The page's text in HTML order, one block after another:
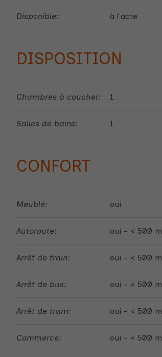
Disponible: à l'acte
DISPOSITION
Chambres à coucher: 1
Salles de bains: 1
CONFORT
Meublé: oui
Autoroute: oui - < 500 m
Arrêt de train: oui - < 500 m
Arrêt de bus: oui - < 500 m
Arrêt de tram: oui - < 500 m
Commerce: oui - < 500 m